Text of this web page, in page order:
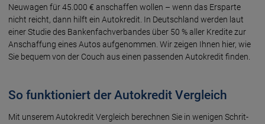
Neuwagen für 45.000 € anschaf­fen wollen – wenn das Erspar­te
nicht reicht, dann hilft ein Auto­kredit. In Deutsch­land werden laut
einer Studie des Banken­fach­ver­bandes über 50 % aller Kredite zur
Anschaf­fung eines Autos aufge­nommen. Wir zeigen Ihnen hier, wie
Sie bequem von der Couch aus einen passen­den Auto­kredit finden.
So funktioniert der Autokredit Vergleich
Mit unserem Auto­kredit Vergleich berechnen Sie in wenigen Schrit­